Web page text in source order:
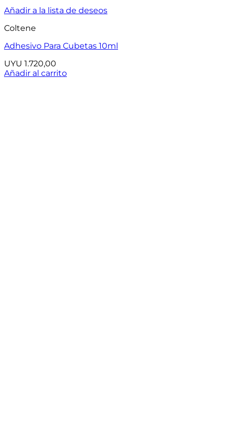
Añadir a la lista de deseos
Coltene
Adhesivo Para Cubetas 10ml
UYU 1.720,00
Añadir al carrito